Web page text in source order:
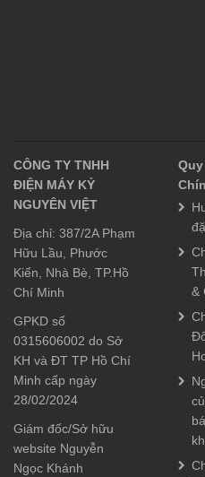
CÔNG TY TNHH
ĐIỆN MÁY KỶ
NGUYÊN VIỆT
Địa chỉ: 387/2A Phạm
Hữu Lầu, Phước
Kiển, Nhà Bè, TP.Hồ
Chí Minh
GPKD số
0315606002 do Sở
KH và ĐT TP Hồ Chí
Minh cấp ngày
28/02/2024
Giám đốc/Sở hữu
website Nguyễn
Ngọc Khánh
&